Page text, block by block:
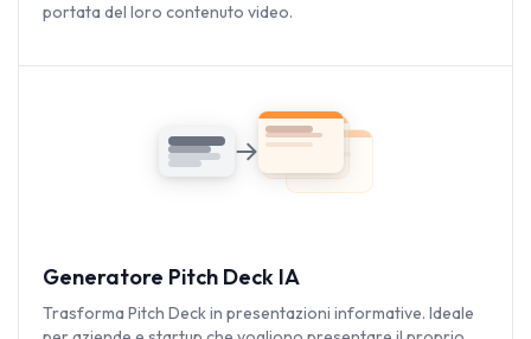
portata del loro contenuto video.
Generatore Pitch Deck IA
Trasforma Pitch Deck in presentazioni informative. Ideale